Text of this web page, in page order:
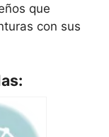
que
con sus